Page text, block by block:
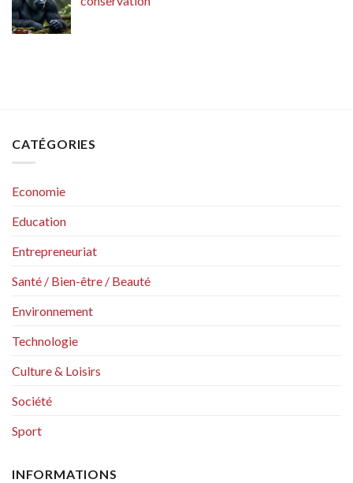
CATÉGORIES
Economie
Education
Entrepreneuriat
Santé / Bien-être / Beauté
Environnement
Technologie
Culture & Loisirs
Société
Sport
INFORMATIONS